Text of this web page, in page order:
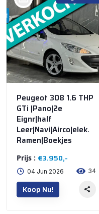
bij @De Waai Auto's
Peugeot 308 1.6 THP
GTi |Pano|2e
Eignr|half
Leer|Navi|Airco|elek.
Ramen|Boekjes
Prijs : €3.950,-
04 Jun 2026 34
Koop Nu!